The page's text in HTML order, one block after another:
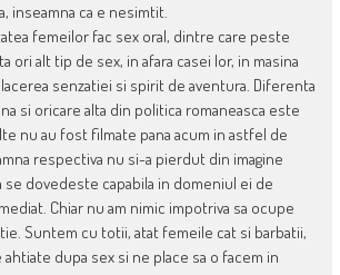
inseamna ca e nesimtit.
femeilor fac sex oral, dintre care peste
ori alt tip de sex, in afara casei lor, in masina
senzatiei si spirit de aventura. Diferenta
si oricare alta din politica romaneasca este
nu au fost filmate pana acum in astfel de
respectiva nu si-a pierdut din imagine
se dovedeste capabila in domeniul ei de
Chiar nu am nimic impotriva sa ocupe
Suntem cu totii, atat femeile cat si barbatii,
dupa sex si ne place sa o facem in